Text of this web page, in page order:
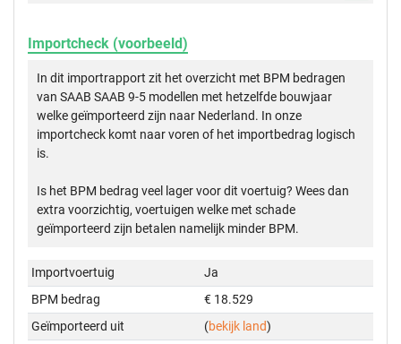
Importcheck (voorbeeld)
In dit importrapport zit het overzicht met BPM bedragen
van SAAB SAAB 9-5 modellen met hetzelfde bouwjaar
welke geïmporteerd zijn naar Nederland. In onze
importcheck komt naar voren of het importbedrag logisch
is.
Is het BPM bedrag veel lager voor dit voertuig? Wees dan
extra voorzichtig, voertuigen welke met schade
geïmporteerd zijn betalen namelijk minder BPM.
Importvoertuig
Ja
BPM bedrag
€ 18.529
Geïmporteerd uit
(bekijk land)